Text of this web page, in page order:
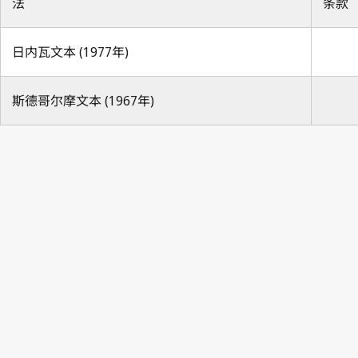
日内瓦文本 (1977年)
斯德哥尔摩文本 (1967年)